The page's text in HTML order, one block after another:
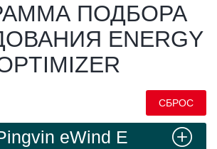
ПОДБОРА
ENERGY
СБРОС
eWind E